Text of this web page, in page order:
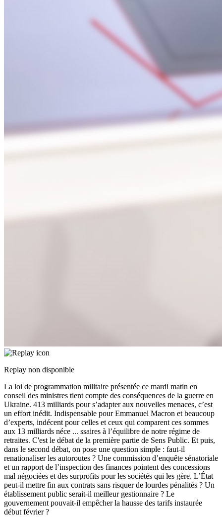
Replay non disponible
La loi de programmation militaire présentée ce mardi matin en
conseil des ministres tient compte des conséquences de la guerre en
Ukraine. 413 milliards pour s’adapter aux nouvelles menaces, c’est
un effort inédit. Indispensable pour Emmanuel Macron et beaucoup
d’experts, indécent pour celles et ceux qui comparent ces sommes
aux 13 milliards néce ... ssaires à l’équilibre de notre régime de
retraites. C'est le débat de la première partie de Sens Public. Et puis,
dans le second débat, on pose une question simple : faut-il
renationaliser les autoroutes ? Une commission d’enquête sénatoriale
et un rapport de l’inspection des finances pointent des concessions
mal négociées et des surprofits pour les sociétés qui les gère. L’État
peut-il mettre fin aux contrats sans risquer de lourdes pénalités ? Un
établissement public serait-il meilleur gestionnaire ? Le
gouvernement pouvait-il empêcher la hausse des tarifs instaurée
début février ?